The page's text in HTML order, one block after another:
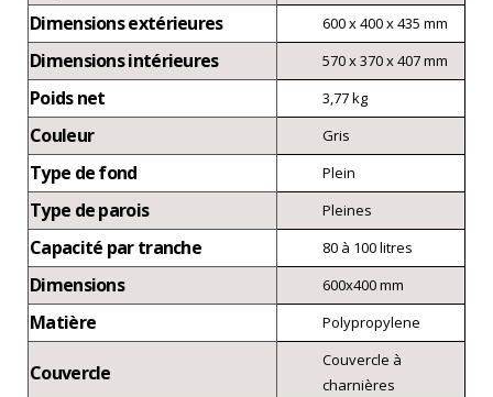
Dimensions extérieures 600 x 400 x 435 mm
Dimensions intérieures 570 x 370 x 407 mm
Poids net 3,77 kg
Couleur Gris
Type de fond Plein
Type de parois Pleines
Capacité par tranche 80 à 100 litres
Dimensions 600x400 mm
Matière Polypropylene
Couvercle
Couvercle à
charnières